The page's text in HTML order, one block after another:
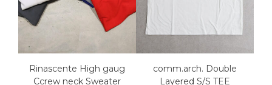
Rinascente High gaug
Ccrew neck Sweater
comm.arch. Double
Layered S/S TEE